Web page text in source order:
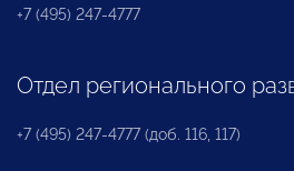
+7 (495) 247-4777
Отдел регионального
+7 (495) 247-4777 (доб. 116, 117)